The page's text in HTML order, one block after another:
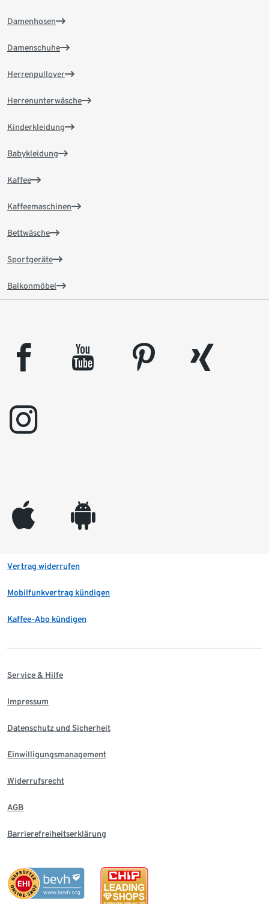
Damenhosen
Damenschuhe
Herrenpullover
Herrenunterwäsche
Kinderkleidung
Babykleidung
Kaffee
Kaffeemaschinen
Bettwäsche
Sportgeräte
Balkonmöbel
facebook youtube pinterest
xing
instagram
appleinc android
Vertrag widerrufen
Mobilfunkvertrag kündigen
Kaffee-Abo kündigen
Service & Hilfe
Impressum
Datenschutz und Sicherheit
Einwilligungsmanagement
Widerrufsrecht
AGB
Barrierefreiheitserklärung